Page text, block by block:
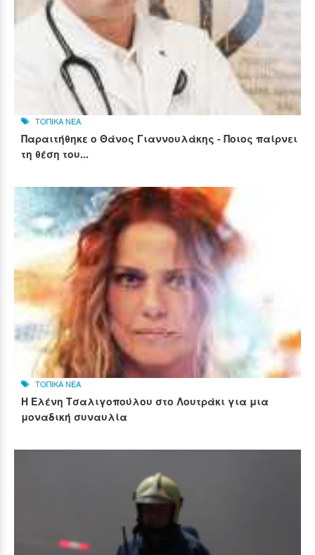
ΤΟΠΙΚΑ ΝΕΑ
Παραιτήθηκε ο Θάνος Γιαννουλάκης - Ποιος παίρνει
τη θέση του...
ΤΟΠΙΚΑ ΝΕΑ
Η Ελένη Τσαλιγοπούλου στο Λουτράκι για μια
μοναδική συναυλία